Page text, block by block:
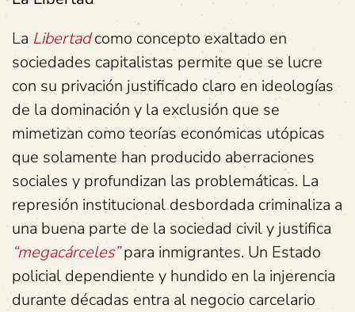
La Libertadcomo concepto exaltado en
sociedades capitalistas permite que se lucre
con su privación justificado claro en ideologías
de la dominación y la exclusión que se
mimetizan como teorías económicas utópicas
que solamente han producido aberraciones
sociales y profundizan las problemáticas. La
represión institucional desbordada criminaliza a
una buena parte de la sociedad civil y justifica
“megacárceles”para inmigrantes. Un Estado
policial dependiente y hundido en la injerencia
durante décadas entra al negocio carcelario